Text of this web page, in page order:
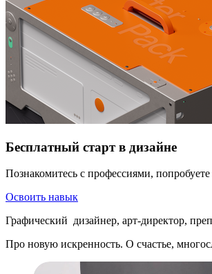
Бесплатный старт в дизайне
Познакомитесь с профессиями,
Освоить навык
Графический дизайнер, арт-директор,
Про новую искренность. О счастье,